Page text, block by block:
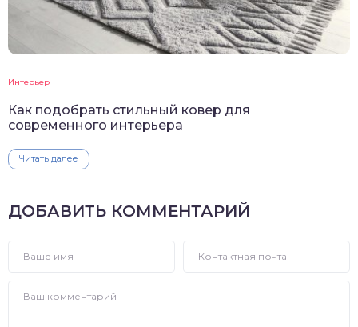
Интерьер
Как подобрать стильный ковер для
современного интерьера
Читать далее
ДОБАВИТЬ КОММЕНТАРИЙ